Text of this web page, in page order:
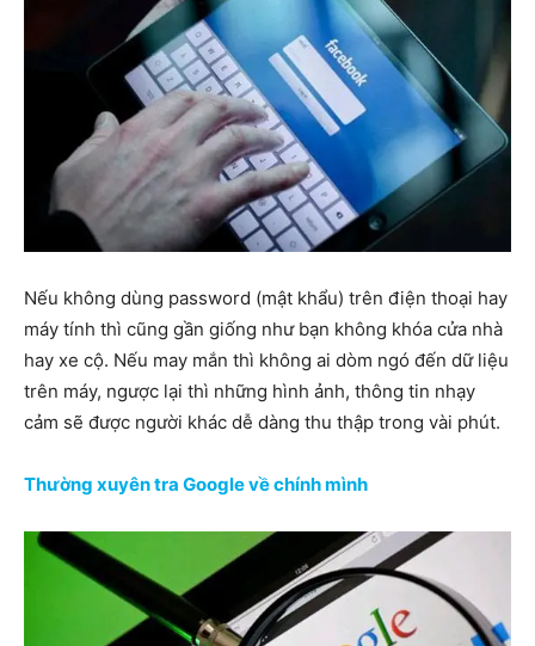
Nếu không dùng password (mật khẩu) trên điện thoại hay
máy tính thì cũng gần giống như bạn không khóa cửa nhà
hay xe cộ. Nếu may mắn thì không ai dòm ngó đến dữ liệu
trên máy, ngược lại thì những hình ảnh, thông tin nhạy
cảm sẽ được người khác dễ dàng thu thập trong vài phút.
Thường xuyên tra Google về chính mình